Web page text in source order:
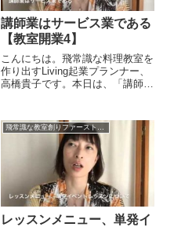
講師業はサービス業である
【教室開業4】
こんにちは。飛常識な料理教室を
作り出すLiving起業プランナー、
高橋貴子です。本日は、「講師業
自分が思っているコンセプトとし
て「ディズニーランド」というイ
メージがあります。ディズ...
飛常識な教室創りファーストステップ31プログラム
レッスンメニュー、単発イ